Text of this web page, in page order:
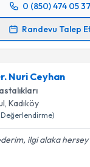
Takvim Talebini
0 (850) 474 05 37
Randevu Talep
Talebi
e-posta ile
Nuri Ceyhan
, Kadıköy
Değerlendirme)
ilgi alaka hersey